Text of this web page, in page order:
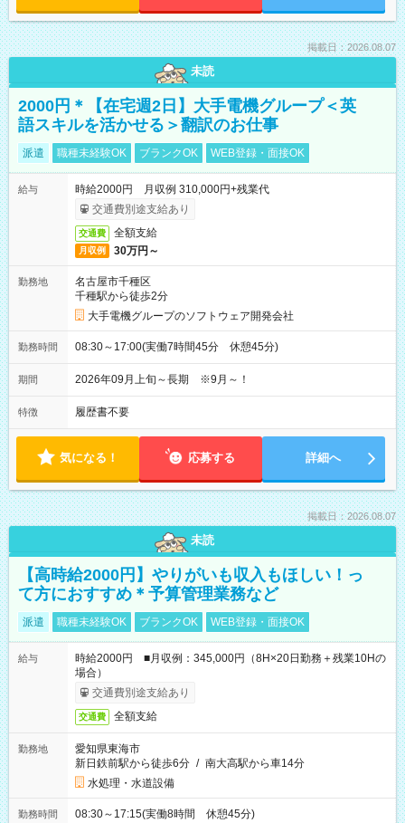
掲載日：2026.08.07
未読
2000円＊【在宅週2日】大手電機グループ＜英
語スキルを活かせる＞翻訳のお仕事
派遣 職種未経験OK ブランクOK WEB登録・面接OK
給与
時給2000円 月収例 310,000円+残業代
交通費別途支給あり
交通費 全額支給
月収例 30万円～
勤務地
名古屋市千種区
千種駅から徒歩2分
大手電機グループのソフトウェア開発会社
勤務時間 08:30～17:00(実働7時間45分 休憩45分)
期間 2026年09月上旬～長期 ※9月～！
特徴 履歴書不要
気になる！ 応募する 詳細へ
掲載日：2026.08.07
未読
【高時給2000円】やりがいも収入もほしい！っ
て方におすすめ＊予算管理業務など
派遣 職種未経験OK ブランクOK WEB登録・面接OK
給与
時給2000円 ■月収例：345,000円（8H×20日勤務＋残業10Hの
場合）
交通費別途支給あり
交通費 全額支給
勤務地
愛知県東海市
新日鉄前駅から徒歩6分 / 南大高駅から車14分
水処理・水道設備
勤務時間 08:30～17:15(実働8時間 休憩45分)